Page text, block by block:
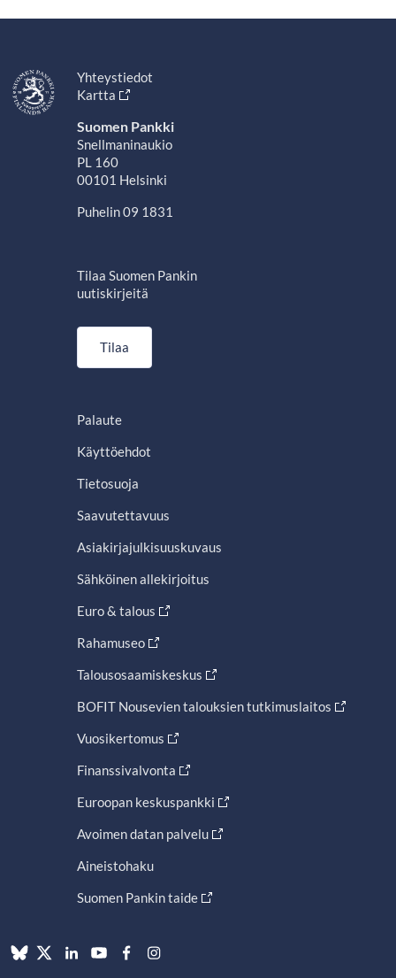
Yhteystiedot
Kartta
Suomen Pankki
Snellmaninaukio
PL 160
00101 Helsinki
Puhelin 09 1831
Tilaa Suomen Pankin
uutiskirjeitä
Tilaa
Palaute
Käyttöehdot
Tietosuoja
Saavutettavuus
Asiakirjajulkisuuskuvaus
Sähköinen allekirjoitus
Euro & talous
Rahamuseo
Talousosaamiskeskus
BOFIT Nousevien talouksien tutkimuslaitos
Vuosikertomus
Finanssivalvonta
Euroopan keskuspankki
Avoimen datan palvelu
Aineistohaku
Suomen Pankin taide